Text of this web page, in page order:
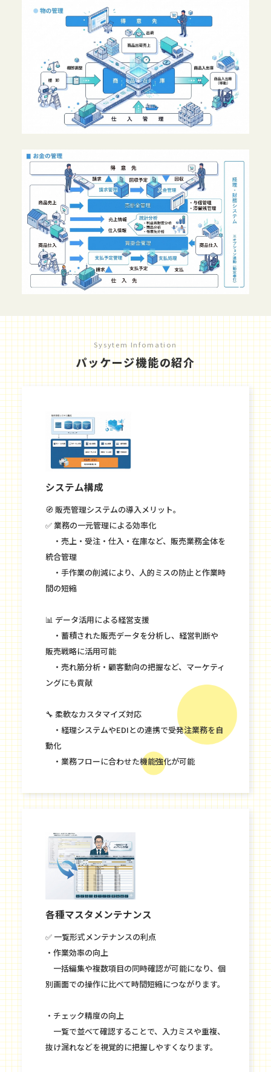
パッケージ機能の紹介
Sysytem Infomation
システム構成
🧭 販売管理システムの導入メリット。
✅ 業務の一元管理による効率化
・売上・受注・仕入・在庫など、販売業務全体を
統合管理
・手作業の削減により、人的ミスの防止と作業時
間の短縮
📊 データ活用による経営支援
・蓄積された販売データを分析し、経営判断や
販売戦略に活用可能
・売れ筋分析・顧客動向の把握など、マーケティ
ングにも貢献
🔧 柔軟なカスタマイズ対応
・経理システムやEDIとの連携で受発注業務を自
動化
・業務フローに合わせた機能強化が可能
各種マスタメンテナンス
✅ 一覧形式メンテナンスの利点
・作業効率の向上
一括編集や複数項目の同時確認が可能になり、個
別画面での操作に比べて時間短縮につながります。
・チェック精度の向上
一覧で並べて確認することで、入力ミスや重複、
抜け漏れなどを視覚的に把握しやすくなります。